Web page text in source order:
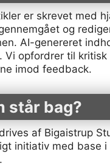
er skrevet med
og
AI-genereret
Vi opfordrer til
imod feedback.
står bag?
af Bigaistrup
initiativ med base i